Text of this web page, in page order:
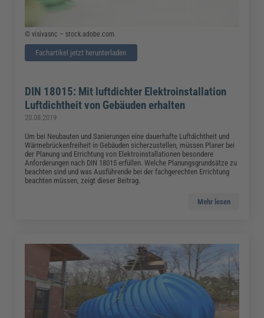
© visivasnc – stock.adobe.com
Fachartikel jetzt herunterladen
DIN 18015: Mit luftdichter Elektroinstallation
Luftdichtheit von Gebäuden erhalten
20.08.2019
Um bei Neubauten und Sanierungen eine dauerhafte Luftdichtheit und
Wärmebrückenfreiheit in Gebäuden sicherzustellen, müssen Planer bei
der Planung und Errichtung von Elektroinstallationen besondere
Anforderungen nach DIN 18015 erfüllen. Welche Planungsgrundsätze zu
beachten sind und was Ausführende bei der fachgerechten Errichtung
beachten müssen, zeigt dieser Beitrag.
Mehr lesen